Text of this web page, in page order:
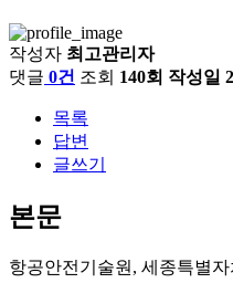
작성자 최고관리자
댓글 0건 조회 140회 작성일
목록
답변
글쓰기
본문
항공안전기술원, 세종특별